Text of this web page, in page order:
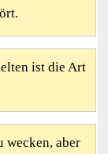
ist die Art
wecken, aber